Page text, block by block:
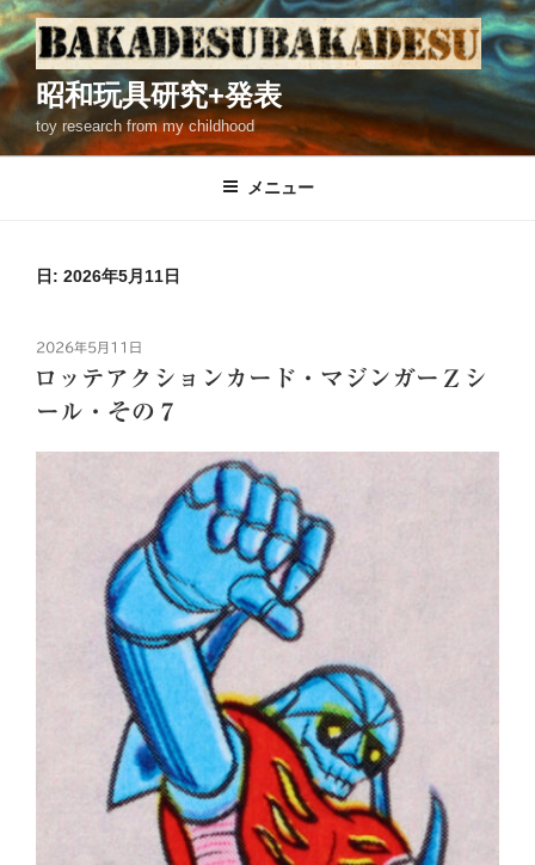
コ
ン
テ
ン
ツ
へ
昭和玩具研究+発表
toy research from my childhood
メニュー
日: 2026年5月11日
投
日:
2026年5月11日
ロッテアクションカード・マジンガーＺシ
ール・その７